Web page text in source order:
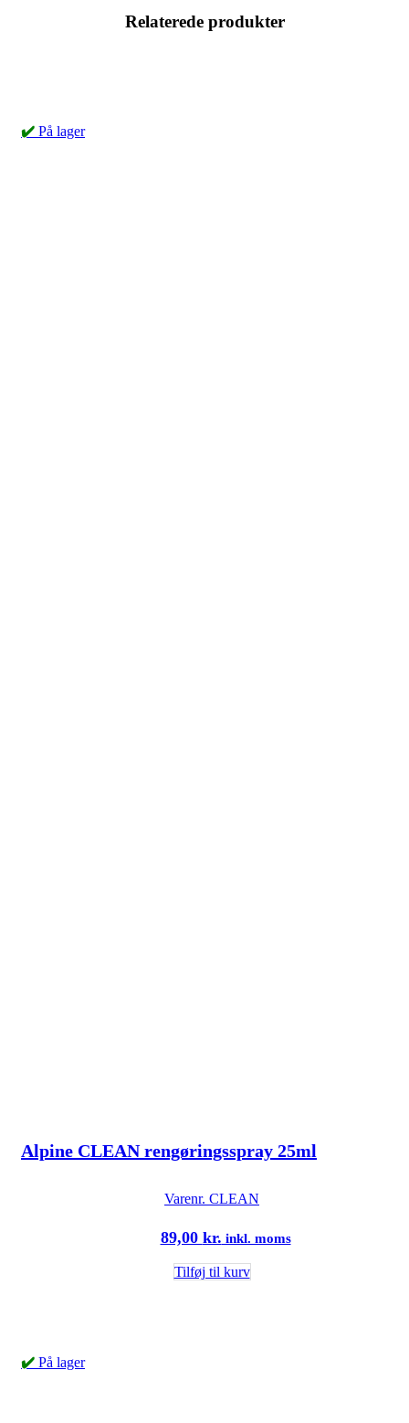
Relaterede produkter
✔️ På lager
Alpine CLEAN rengøringsspray 25ml
Varenr. CLEAN
89,00 kr. inkl. moms
Tilføj til kurv
✔️ På lager